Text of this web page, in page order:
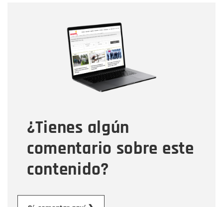
¿Tienes algún
comentario sobre este
contenido?
Correo electrónico
Tipo de comentario
Mensaje